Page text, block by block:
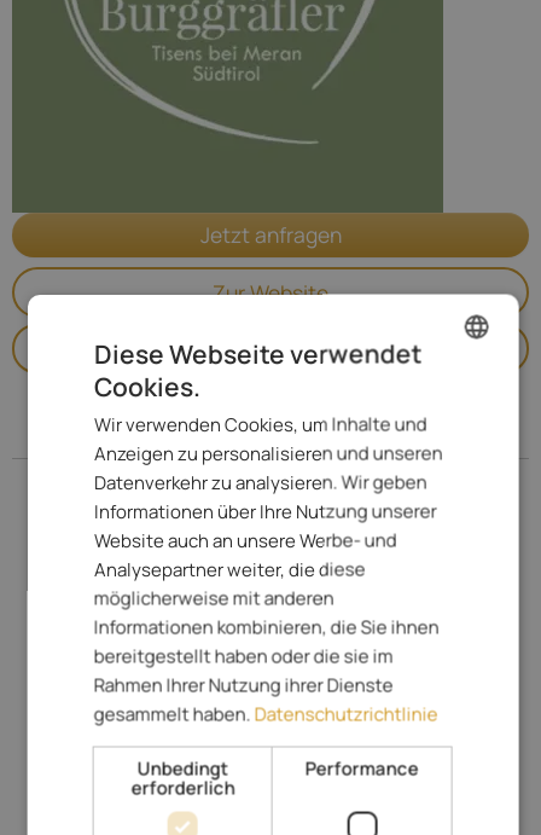
Jetzt anfragen
Zur Website
Anruf
Adresse
Auf Karte anzeigen & Street View
Frankenbergweg 27
39010Tisens
Meran und Umgebung
www.burggraefler.com
ITALIAN
Diese Webseite verwendet
Cookies.
Wir verwenden Cookies, um Inhalte und
Anzeigen zu personalisieren und unseren
Datenverkehr zu analysieren. Wir geben
Informationen über Ihre Nutzung unserer
Website auch an unsere Werbe- und
Analysepartner weiter, die diese
möglicherweise mit anderen
Informationen kombinieren, die Sie ihnen
bereitgestellt haben oder die sie im
Rahmen Ihrer Nutzung ihrer Dienste
gesammelt haben.Datenschutzrichtlinie
Unbedingt
erforderlich
Performance